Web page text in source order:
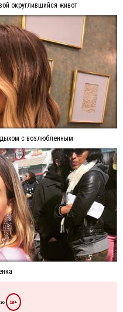
округлившийся живот
с возлюбленным
18+